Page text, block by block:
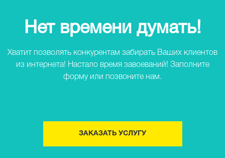
Нет времени думать!
Хватит позволять конкурентам забирать Ваших клиентов
из интернета! Настало время завоеваний! Заполните
форму или позвоните нам.
ЗАКАЗАТЬ УСЛУГУ